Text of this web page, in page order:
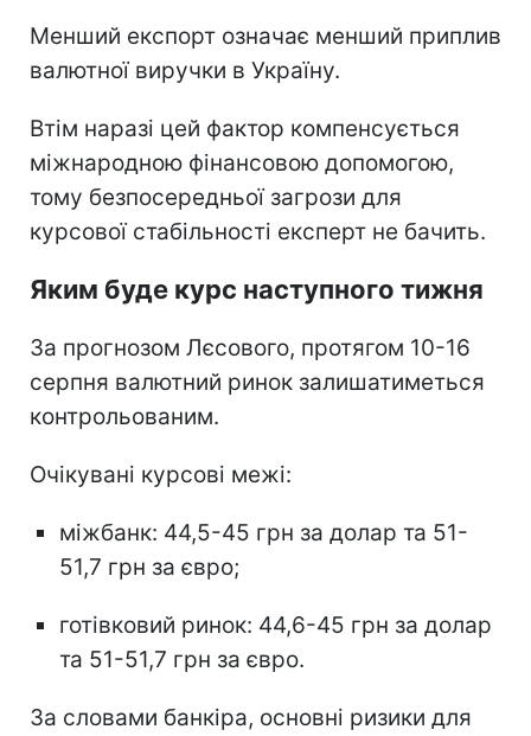
Менший експорт означає менший приплив
валютної виручки в Україну.
Втім наразі цей фактор компенсується
міжнародною фінансовою допомогою,
тому безпосередньої загрози для
курсової стабільності експерт не бачить.
Яким буде курс наступного тижня
За прогнозом Лєсового, протягом 10-16
серпня валютний ринок залишатиметься
контрольованим.
Очікувані курсові межі:
міжбанк: 44,5-45 грн за долар та 51-
51,7 грн за євро;
готівковий ринок: 44,6-45 грн за долар
та 51-51,7 грн за євро.
За словами банкіра, основні ризики для